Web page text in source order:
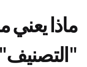
ماذا